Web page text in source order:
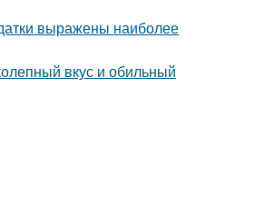
выражены наиболее
вкус и обильный